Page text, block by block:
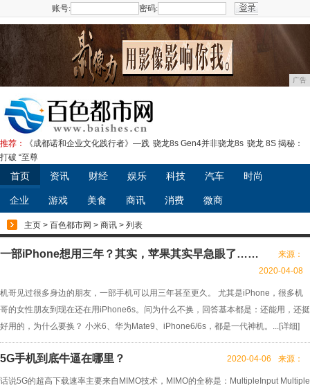
账号: 密码:
广告
推荐： 《成都诺和企业文化践行者》—践 骁龙8s Gen4并非骁龙8s 骁龙 8S 揭秘：
打破 “至尊
首页 资讯 财经 娱乐 科技 汽车 时尚
企业 游戏 美食 商讯 消费 微商
主页 > 百色都市网 > 商讯 > 列表
一部iPhone想用三年？其实，苹果其实早急眼了……
来源：
2020-04-08
机哥见过很多身边的朋友，一部手机可以用三年甚至更久。 尤其是iPhone，很多机
哥的女性朋友到现在还在用iPhone6s。问为什么不换，回答基本都是：还能用，还挺
好用的，为什么要换？ 小米6、华为Mate9、iPhone6/6s，都是一代神机。...[详细]
5G手机到底牛逼在哪里？ 来源：
2020-04-06
话说5G的超高下载速率主要来自MIMO技术，MIMO的全称是：MultipleInput Multiple